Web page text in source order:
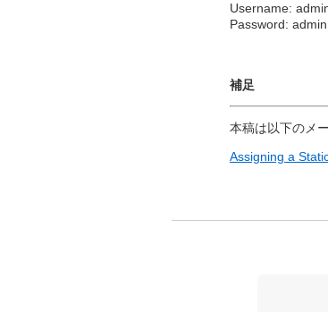
Username:
Password: admin
補足
本稿は以下のメ
Assigning a